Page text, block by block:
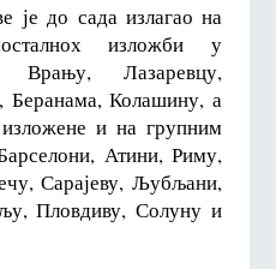
је до сада излагао на
изложби у
Врању, Лазаревцу,
Беранама, Колашину, а
и на групним
Атини, Риму,
Сарајеву, Љубљани,
Пловдиву, Солуну и